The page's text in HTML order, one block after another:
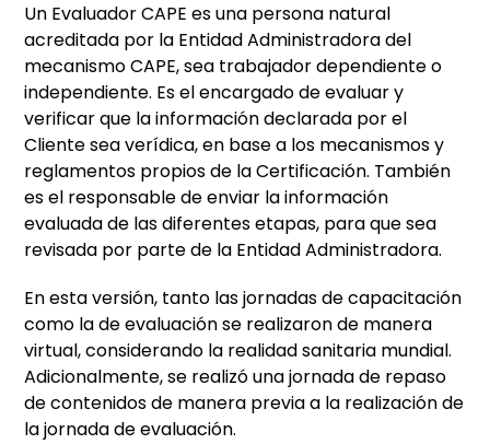
Un Evaluador CAPE es una persona natural
acreditada por la Entidad Administradora del
mecanismo CAPE, sea trabajador dependiente o
independiente. Es el encargado de evaluar y
verificar que la información declarada por el
Cliente sea verídica, en base a los mecanismos y
reglamentos propios de la Certificación. También
es el responsable de enviar la información
evaluada de las diferentes etapas, para que sea
revisada por parte de la Entidad Administradora.
En esta versión, tanto las jornadas de capacitación
como la de evaluación se realizaron de manera
virtual, considerando la realidad sanitaria mundial.
Adicionalmente, se realizó una jornada de repaso
de contenidos de manera previa a la realización de
la jornada de evaluación.